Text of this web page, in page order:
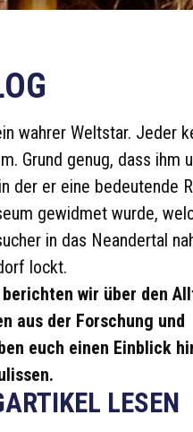
wahrer Weltstar. Jeder
Grund genug, dass ihm
der er eine bedeutende
gewidmet wurde,
in das Neandertal
lockt.
wir über den
aus der Forschung und
euch einen Einblick
LESEN